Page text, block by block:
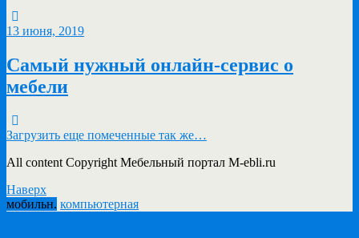
13 июня, 2019
Самый нужный онлайн-сервис о
мебели
Загрузить еще помеченные так же…
All content Copyright Мебельный портал M-ebli.ru
Наверх
мобильн. компьютерная